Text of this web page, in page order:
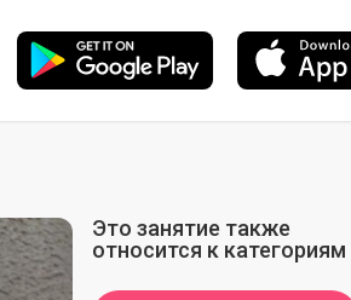
Это занятие также
относится к категориям